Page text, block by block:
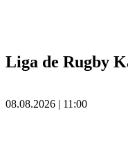
Liga de Rugby
08.08.2026 | 11:00